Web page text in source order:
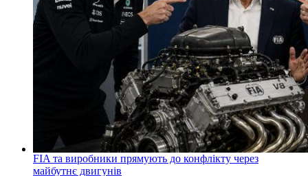
FIA та виробники прямують до конфлікту через
майбутнє двигунів